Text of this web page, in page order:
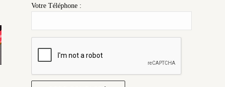
Votre Téléphone :